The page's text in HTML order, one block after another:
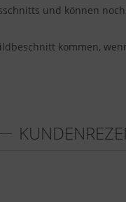
und können
kommen,